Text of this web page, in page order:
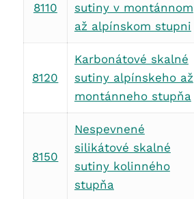
8110
sutiny v montánnom
až alpínskom stupni
8120
Karbonátové skalné
sutiny alpínskeho až
montánneho stupňa
8150
Nespevnené
silikátové skalné
sutiny kolinného
stupňa